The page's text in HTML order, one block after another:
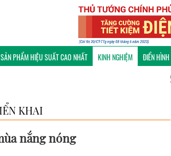
SẢN PHẨM HIỆU SUẤT CAO NHẤT KINH NGHIỆM ĐIỂN HÌNH
KHAI
nắng nóng